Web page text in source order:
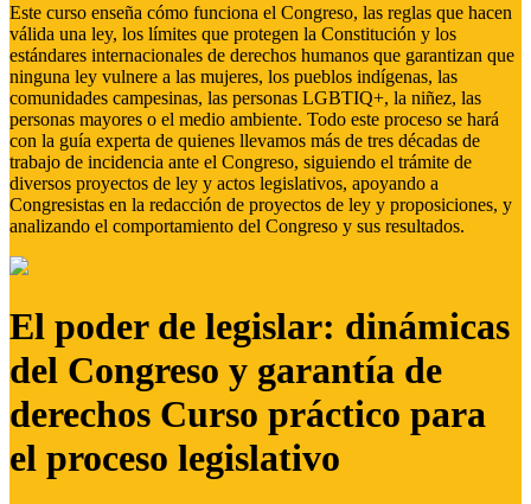
Este curso enseña cómo funciona el Congreso, las reglas que hacen
válida una ley, los límites que protegen la Constitución y los
estándares internacionales de derechos humanos que garantizan que
ninguna ley vulnere a las mujeres, los pueblos indígenas, las
comunidades campesinas, las personas LGBTIQ+, la niñez, las
personas mayores o el medio ambiente. Todo este proceso se hará
con la guía experta de quienes llevamos más de tres décadas de
trabajo de incidencia ante el Congreso, siguiendo el trámite de
diversos proyectos de ley y actos legislativos, apoyando a
Congresistas en la redacción de proyectos de ley y proposiciones, y
analizando el comportamiento del Congreso y sus resultados.
El poder de legislar: dinámicas
del Congreso y garantía de
derechos Curso práctico para
el proceso legislativo